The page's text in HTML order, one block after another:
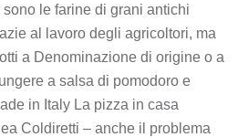
le farine di grani antichi
al lavoro degli agricoltori, ma
a Denominazione di origine o a
a salsa di pomodoro e
in Italy La pizza in casa
Coldiretti – anche il problema